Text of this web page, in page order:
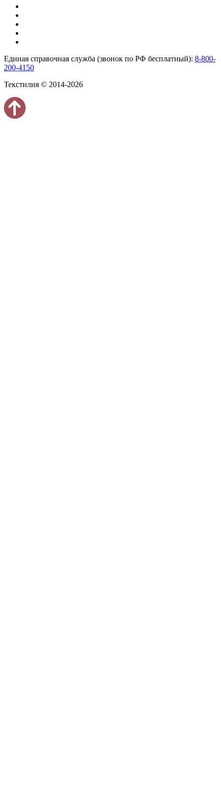
Единая справочная служба (звонок по РФ бесплатный): 8-800-
200-4150
Текстилия © 2014-2026